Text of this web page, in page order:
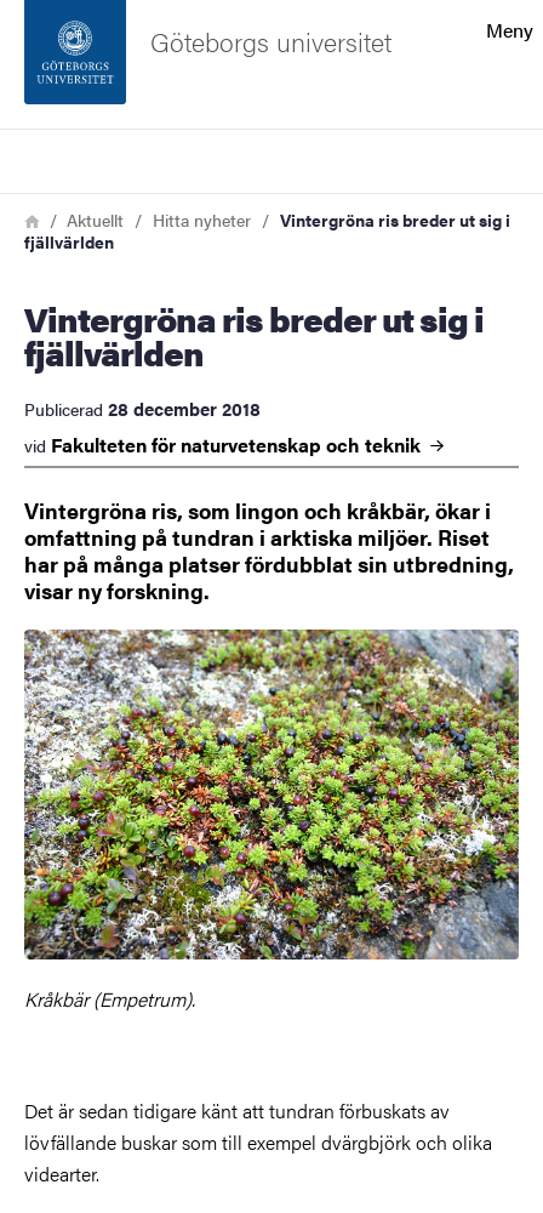
Sidfoten
Om webbplatsen
Meny
Göteborgs universitet
Länkstig
HemAktuellt Hitta nyheter
Vintergröna ris breder ut sig i
fjällvärlden
Vintergröna ris breder ut sig i
fjällvärlden
Publicerad 28 december 2018
vid Fakulteten för naturvetenskap och teknik
Vintergröna ris, som lingon och kråkbär, ökar i
omfattning på tundran i arktiska miljöer. Riset
har på många platser fördubblat sin utbredning,
visar ny forskning.
Kråkbär (Empetrum).
Det är sedan tidigare känt att tundran förbuskats av
lövfällande buskar som till exempel dvärgbjörk och olika
videarter.